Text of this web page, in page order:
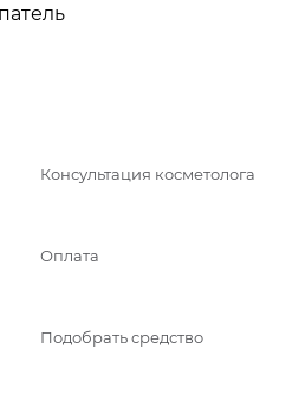
Консультация косметолога
Оплата
Подобрать средство